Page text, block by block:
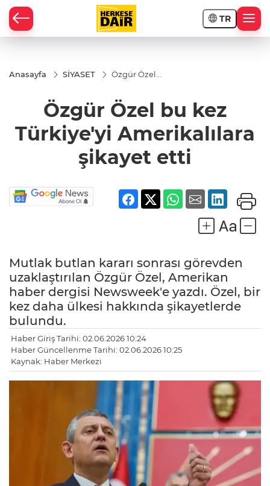
TR
Anasayfa SİYASET
Özgür Özel
Amerikalılara
şikayet etti
Özgür Özel bu kez
Türkiye'yi Amerikalılara
şikayet etti
Mutlak butlan kararı sonrası görevden
uzaklaştırılan Özgür Özel, Amerikan
haber dergisi Newsweek'e yazdı. Özel, bir
kez daha ülkesi hakkında şikayetlerde
bulundu.
Haber Giriş Tarihi: 02.06.2026 10:24
Haber Güncellenme Tarihi: 02.06.2026 10:25
Kaynak: Haber Merkezi